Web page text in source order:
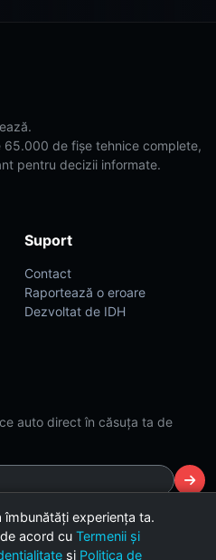
de fișe tehnice complete,
pentru decizii informate.
Suport
Contact
Raportează o eroare
Dezvoltat de IDH
auto direct în căsuța ta de
rezervate. Made with ❤️ for car
experiența ta.
acord cu Termenii și
și Politica de